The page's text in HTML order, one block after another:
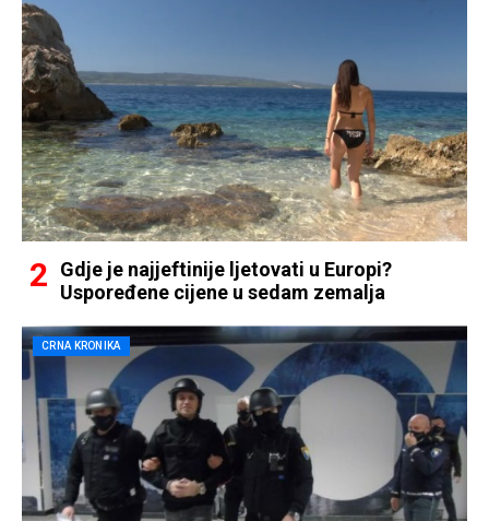
Gdje je najjeftinije ljetovati u Europi?
Uspoređene cijene u sedam zemalja
CRNA KRONIKA